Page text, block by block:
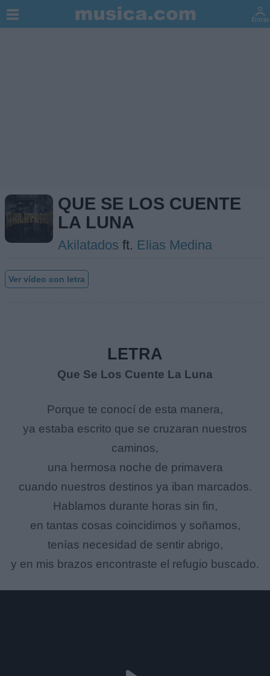
QUE SE LOS CUENTE
LA LUNA
Akilatados ft. Elias Medina
Ver vídeo con letra
LETRA
Que Se Los Cuente La Luna
Porque te conocí de esta manera,
ya estaba escrito que se cruzaran nuestros
caminos,
una hermosa noche de primavera
cuando nuestros destinos ya iban marcados.
Hablamos durante horas sin fin,
en tantas cosas coincidimos y soñamos,
tenías necesidad de sentir abrigo,
y en mis brazos encontraste el refugio buscado.